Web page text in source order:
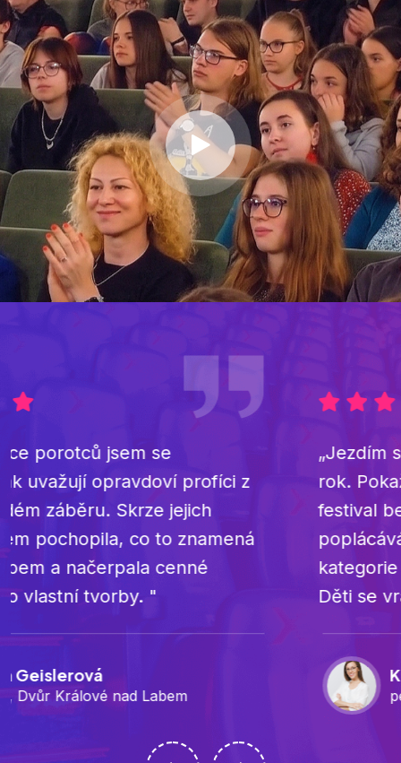
„Jezdím sem s dětmi z kroužku už čtvrtý
rok. Pokaždé mě překvapí, jak vážně
festival bere mladé autory - žádné
poplácávání po ramenou, žádná dětská
kategorie nanečisto. Kino, porota, diskuze.
Děti se vrací s tím, že chtějí točit dál."
Klára Jirásková
pedagožka filmového kroužku, Nový Jičín